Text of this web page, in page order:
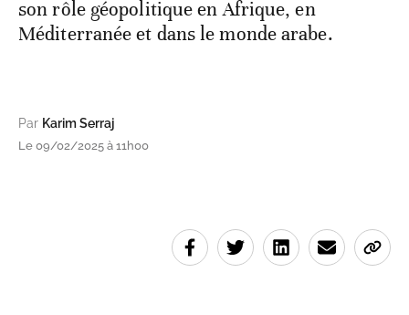
son rôle géopolitique en Afrique, en
Méditerranée et dans le monde arabe.
Par Karim Serraj
Le 09/02/2025 à 11h00